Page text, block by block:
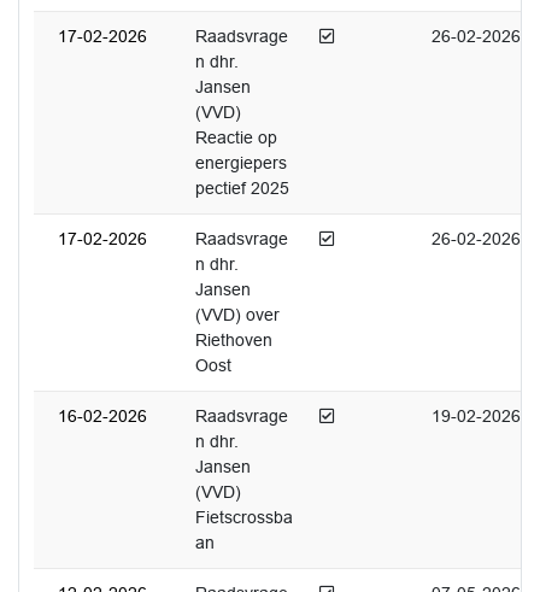
17-02-2026
Raadsvrage
n dhr.
Jansen
(VVD)
Reactie op
energiepers
pectief 2025
Afgedaan 26-02-2026
17-02-2026
Raadsvrage
n dhr.
Jansen
(VVD) over
Riethoven
Oost
Afgedaan 26-02-2026
16-02-2026
Raadsvrage
n dhr.
Jansen
(VVD)
Fietscrossba
an
Afgedaan 19-02-2026